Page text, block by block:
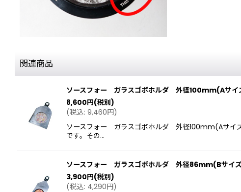
関連商品
ソースフォー ガラスゴボホルダ 外径100mm(Aサイ
8,600円(税別)
(税込: 9,460円)
ソースフォー ガラスゴボホルダ 外径100mm(Aサイ
です。その…
ソースフォー ガラスゴボホルダ 外径86mm(Bサイ
3,900円(税別)
(税込: 4,290円)